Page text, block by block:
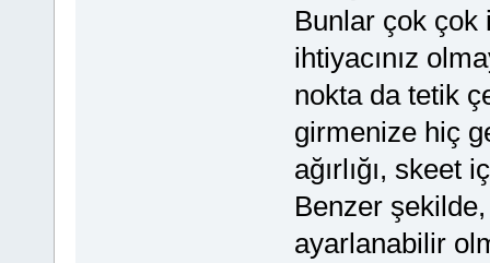
Bunlar çok çok
ihtiyacınız
nokta da tetik
girmenize hiç
ağırlığı, skeet
Benzer
ayarlanabilir